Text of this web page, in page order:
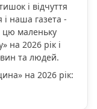
і відчуття
і наша газета -
цю маленьку
на 2026 рік і
та людей.
на 2026 рік: